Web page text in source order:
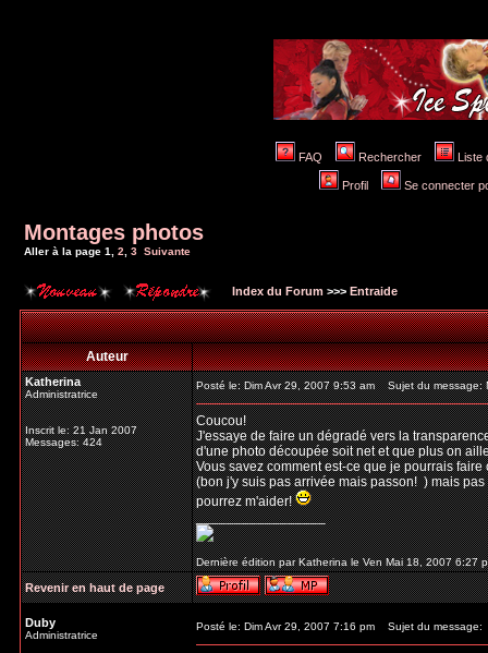
FAQ Rechercher Liste
Profil Se connecter
Montages photos
Aller à la page 1 2 3 Suivante
Index du Forum >>> Entraide
Auteur
Katherina
Administratrice
Inscrit le: 21 Jan 2007
Messages: 424
Posté le: Dim Avr 29, 2007 9:53 am Sujet du message:
Coucou!
J'essaye de faire un dégradé vers la
d'une photo découpée soit net et que plus on
Vous savez comment est-ce que je pourrais
(bon j'y suis pas arrivée mais passon!) mais pas
pourrez m'aider!
_________________
Dernière édition par Katherina le Ven Mai 18, 2007 6:27
Revenir en haut de page
Duby
Administratrice
Posté le: Dim Avr 29, 2007 7:16 pm Sujet du message: